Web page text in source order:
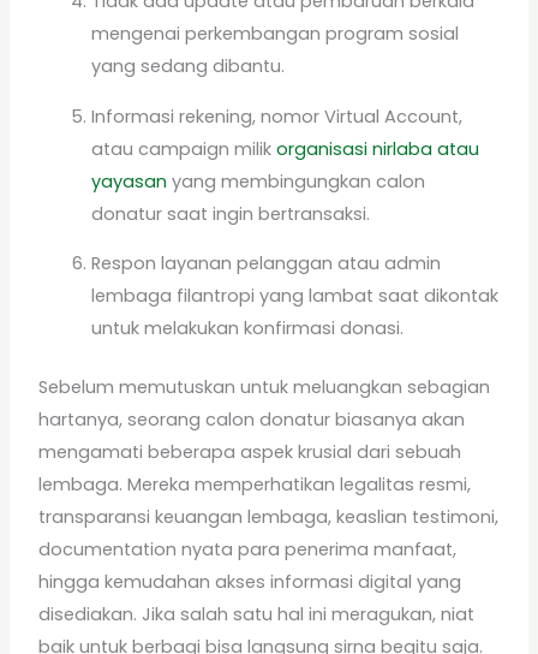
mengenai perkembangan program sosial
yang sedang dibantu.
Informasi rekening, nomor Virtual Account,
atau campaign milikorganisasi nirlaba atau
yayasan yang membingungkan calon
donatur saat ingin bertransaksi.
Respon layanan pelanggan atau admin
lembaga filantropi yang lambat saat dikontak
untuk melakukan konfirmasi donasi.
Sebelum memutuskan untuk meluangkan sebagian
hartanya, seorang calon donatur biasanya akan
mengamati beberapa aspek krusial dari sebuah
lembaga. Mereka memperhatikan legalitas resmi,
transparansi keuangan lembaga, keaslian testimoni,
documentation nyata para penerima manfaat,
hingga kemudahan akses informasi digital yang
disediakan. Jika salah satu hal ini meragukan, niat
baik untuk berbagi bisa langsung sirna begitu saja.